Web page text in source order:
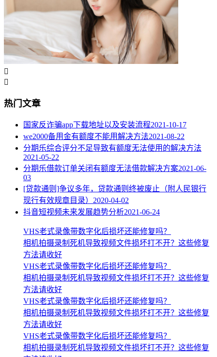


热门文章
国家反诈骗app下载地址以及安装流程2021-10-17
we2000备用金有额度不能用解决方法2021-08-22
分期乐综合评分不足导致有额度无法使用的解决方法
2021-05-22
分期乐借款订单关闭有额度无法借款解决方案2021-06-
03
[贷款通则]争议多年，贷款通则终被废止（附人民银行
现行有效规章目录） 2020-04-02
抖音短视频未来发展趋势分析2021-06-24
VHS老式录像带数字化后损坏还能修复吗？
相机拍摄录制死机导致视频文件损坏打不开？这些修复
方法请收好
VHS老式录像带数字化后损坏还能修复吗？
相机拍摄录制死机导致视频文件损坏打不开？这些修复
方法请收好
VHS老式录像带数字化后损坏还能修复吗？
相机拍摄录制死机导致视频文件损坏打不开？这些修复
方法请收好
VHS老式录像带数字化后损坏还能修复吗？
相机拍摄录制死机导致视频文件损坏打不开？这些修复